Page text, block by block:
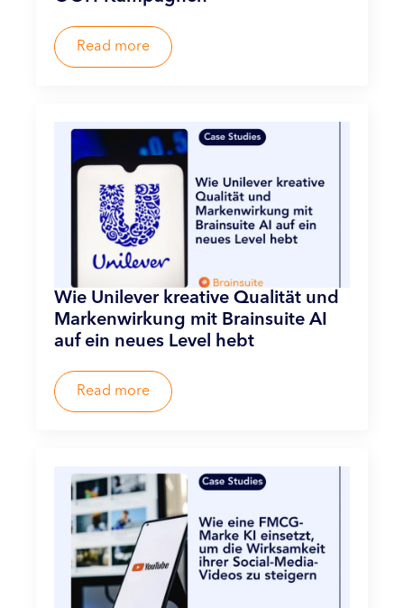
Read more
Wie Unilever kreative Qualität und
Markenwirkung mit Brainsuite AI
auf ein neues Level hebt
Read more